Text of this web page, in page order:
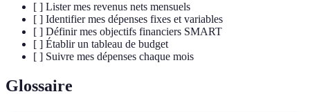
[ ] Lister mes revenus nets mensuels
[ ] Identifier mes dépenses fixes et variables
[ ] Définir mes objectifs financiers SMART
[ ] Établir un tableau de budget
[ ] Suivre mes dépenses chaque mois
Glossaire